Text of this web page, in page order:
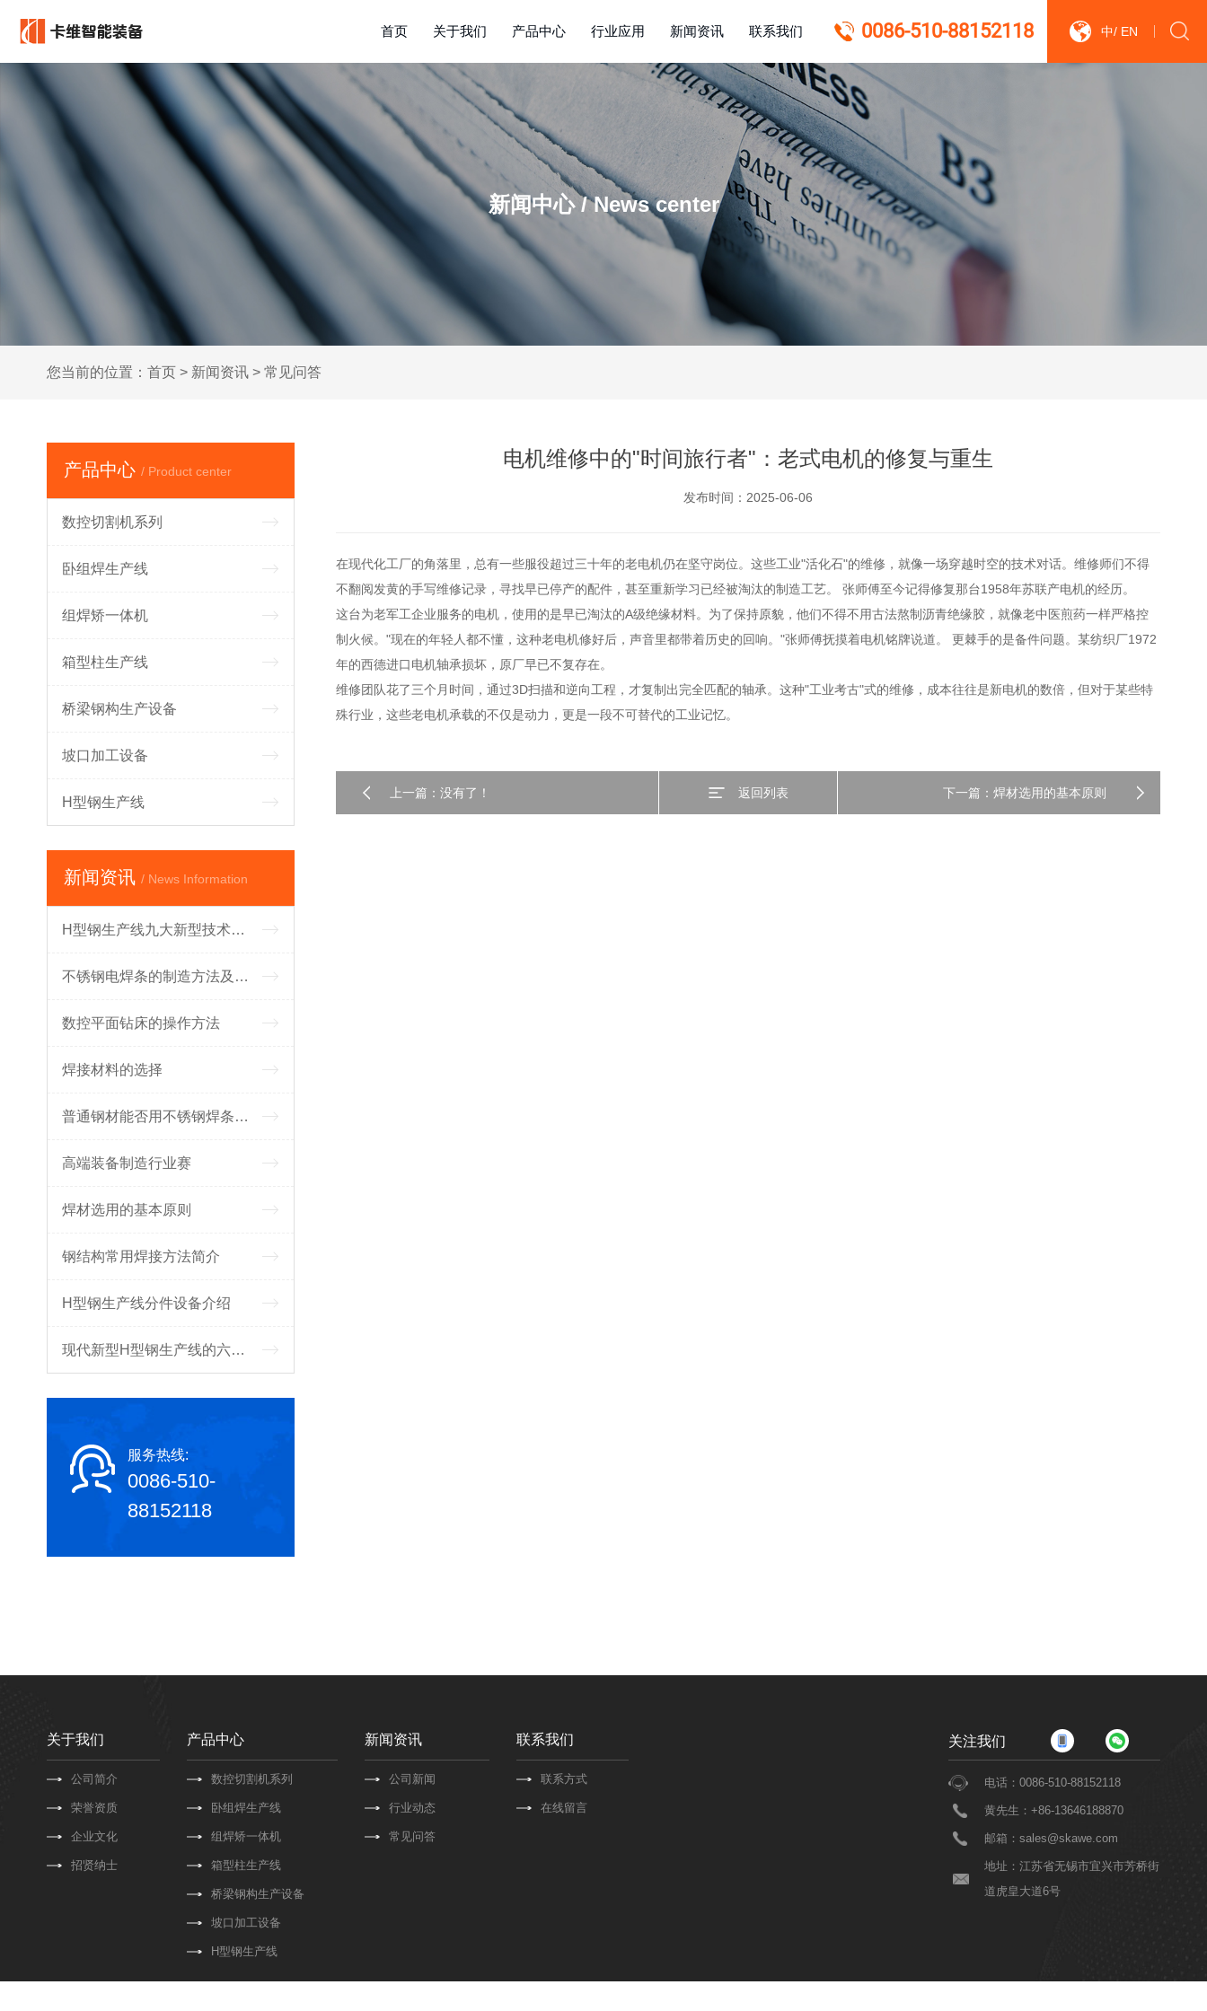
中/ EN
0086-510-88152118
首页 关于我们 产品中心 行业应用 新闻资讯 联系我们
新闻中心 / News center
您当前的位置： 首页 > 新闻资讯 > 常见问答
产品中心 / Product center
数控切割机系列
卧组焊生产线
组焊矫一体机
箱型柱生产线
桥梁钢构生产设备
坡口加工设备
H型钢生产线
新闻资讯 / News Information
H型钢生产线九大新型技术优点及用途
不锈钢电焊条的制造方法及不锈钢电焊条的生产过程
数控平面钻床的操作方法
焊接材料的选择
普通钢材能否用不锈钢焊条焊接？
高端装备制造行业赛
焊材选用的基本原则
钢结构常用焊接方法简介
H型钢生产线分件设备介绍
现代新型H型钢生产线的六大作用
服务热线:
0086-510-
88152118
电机维修中的"时间旅行者"：老式电机的修复与重生
发布时间：2025-06-06
在现代化工厂的角落里，总有一些服役超过三十年的老电机仍在坚守岗位。这些工业"活化石"的维修，就像一场穿越时空的技术对话。维修师们不得
不翻阅发黄的手写维修记录，寻找早已停产的配件，甚至重新学习已经被淘汰的制造工艺。 张师傅至今记得修复那台1958年苏联产电机的经历。
这台为老军工企业服务的电机，使用的是早已淘汰的A级绝缘材料。为了保持原貌，他们不得不用古法熬制沥青绝缘胶，就像老中医煎药一样严格控
制火候。"现在的年轻人都不懂，这种老电机修好后，声音里都带着历史的回响。"张师傅抚摸着电机铭牌说道。 更棘手的是备件问题。某纺织厂1972
年的西德进口电机轴承损坏，原厂早已不复存在。
维修团队花了三个月时间，通过3D扫描和逆向工程，才复制出完全匹配的轴承。这种"工业考古"式的维修，成本往往是新电机的数倍，但对于某些特
殊行业，这些老电机承载的不仅是动力，更是一段不可替代的工业记忆。
上一篇：没有了！ 下一篇：焊材选用的基本原则
返回列表
关于我们
公司简介
荣誉资质
企业文化
招贤纳士
产品中心
数控切割机系列
卧组焊生产线
组焊矫一体机
箱型柱生产线
桥梁钢构生产设备
坡口加工设备
H型钢生产线
新闻资讯
公司新闻
行业动态
常见问答
联系我们
联系方式
在线留言
关注我们
电话：0086-510-88152118
黄先生：+86-13646188870
邮箱：sales@skawe.com
地址：江苏省无锡市宜兴市芳桥街
道虎皇大道6号